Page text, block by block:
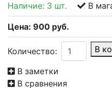
Наличие: 3 шт. В
Цена: 900 руб.
Количество: В
В заметки
В сравнения